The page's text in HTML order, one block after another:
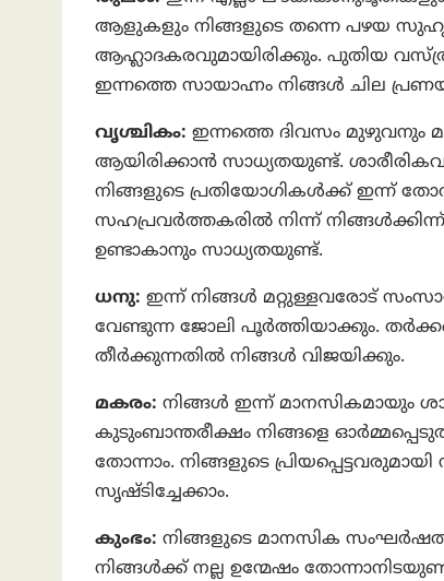
ആളുകളും നിങ്ങളുടെ തന്നെ പഴയ
ആഹ്ലാദകരവുമായിരിക്കും. പുതിയ
ഇന്നത്തെ സായാഹ്നം നിങ്ങള്‍ ചില
വൃശ്ചികം: ഇന്നത്തെ ദിവസം മുഴുവനും
ആയിരിക്കാൻ സാധ്യതയുണ്ട്.
നിങ്ങളുടെ പ്രതിയോഗികൾക്ക് ഇന്ന്
സഹപ്രവർത്തകരിൽ നിന്ന്
ഉണ്ടാകാനും സാധ്യതയുണ്ട്.
ധനു: ഇന്ന് നിങ്ങള്‍ മറ്റുള്ളവരോട്
വേണ്ടുന്ന ജോലി പൂർത്തിയാക്കും.
തീർക്കുന്നതിൽ നിങ്ങൾ വിജയിക്കും.
മകരം: നിങ്ങൾ ഇന്ന് മാനസികമായും
കുടുംബാന്തരീക്ഷം നിങ്ങളെ
തോന്നാം. നിങ്ങളുടെ
സൃഷ്‌ടിച്ചേക്കാം.
കുംഭം: നിങ്ങളുടെ മാനസിക
നിങ്ങൾക്ക് നല്ല ഉന്മേഷം